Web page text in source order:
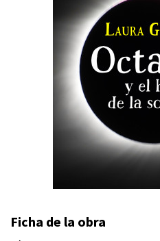
Ficha de la obra